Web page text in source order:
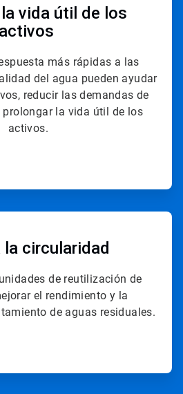
de
4
la vida útil de los
activos
más rápidas a las
del agua pueden ayudar
reducir las demandas de
la vida útil de los
activos.
de
4
circularidad
de reutilización de
el rendimiento y la
de aguas residuales.